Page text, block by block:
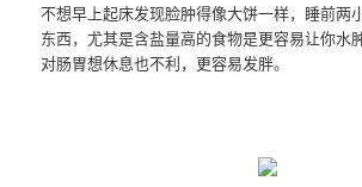
不想早上起床发现脸肿得像大饼一样，睡前两
东西，尤其是含盐量高的食物是更容易让你水
对肠胃想休息也不利，更容易发胖。